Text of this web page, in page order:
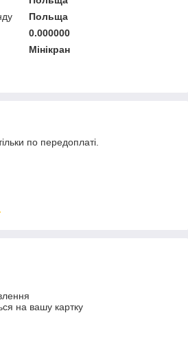
Польща
0.000000
Мінікран
по передоплаті.
на вашу картку